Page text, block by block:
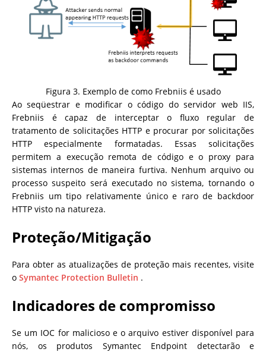
Figura 3. Exemplo de como Frebniis é usado
Ao seqüestrar e modificar o código do servidor web IIS,
Frebniis é capaz de interceptar o fluxo regular de
tratamento de solicitações HTTP e procurar por solicitações
HTTP especialmente formatadas. Essas solicitações
permitem a execução remota de código e o proxy para
sistemas internos de maneira furtiva. Nenhum arquivo ou
processo suspeito será executado no sistema, tornando o
Frebniis um tipo relativamente único e raro de backdoor
HTTP visto na natureza.
Proteção/Mitigação
Para obter as atualizações de proteção mais recentes, visite
o Symantec Protection Bulletin .
Indicadores de compromisso
Se um IOC for malicioso e o arquivo estiver disponível para
nós, os produtos Symantec Endpoint detectarão e